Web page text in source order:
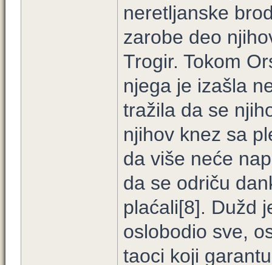
neretljanske
zarobe deo
Trogir. Tokom
njega je izašla
tražila da se
njihov knez sa
da više neće
da se odriču
plaćali[8]. Dužd
oslobodio sve,
taoci koji